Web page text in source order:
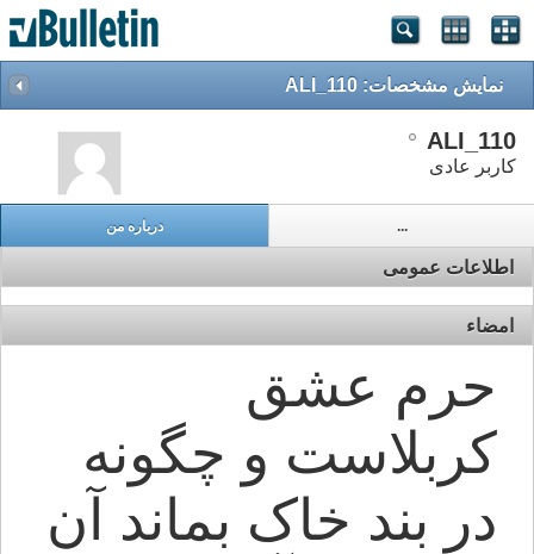
نمایش مشخصات: ALI_110
ALI_110
کاربر عادی
درباره من ...
اطلاعات عمومی
امضاء
حرم عشق
کربلاست و چگونه
در بند خاک بماند آن